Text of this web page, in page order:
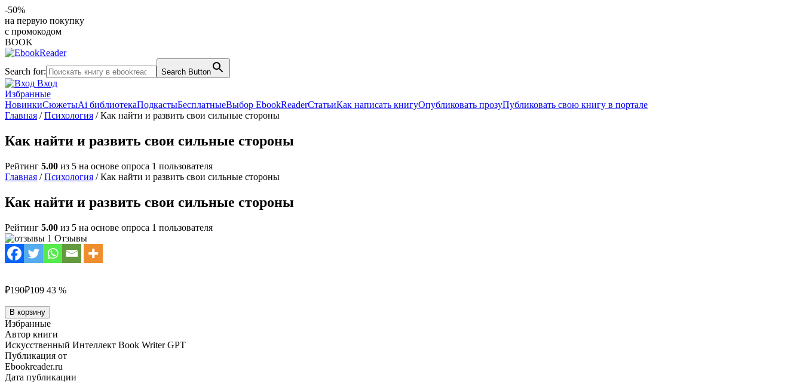
-50%
на первую покупку
с промокодом
BOOK
Search for: Search Button
Вход
Избранные
НовинкиСюжетыAi библиотекаПодкастыБесплатныеВыбор EbookReaderСтатьиКак написать книгуОпубликовать прозуПубликовать свою книгу в портале
Главная /Психология / Как найти и развить свои сильные стороны
Как найти и развить свои сильные стороны
Рейтинг 5.00 из 5 на основе опроса 1 пользователя
Главная /Психология / Как найти и развить свои сильные стороны
Как найти и развить свои сильные стороны
Рейтинг 5.00 из 5 на основе опроса 1 пользователя
1 Отзывы
₽190₽109 43 %
Количество
товара
Как
найти
и
развить
свои
В корзину
Избранные
Автор книги
Искусственный Интеллект Book Writer GPT
Публикация от
Ebookreader.ru
Дата публикации